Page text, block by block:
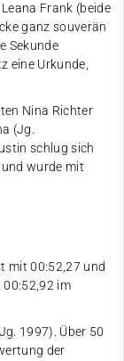
Frank (beide
ganz souverän
Sekunde
eine Urkunde,
Nina Richter
(Jg.
schlug sich
wurde mit
mit 00:52,27 und
00:52,92 im
1997). Über 50
der